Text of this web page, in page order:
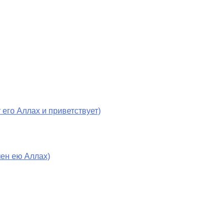
Аллах и приветствует)
ею Аллах)